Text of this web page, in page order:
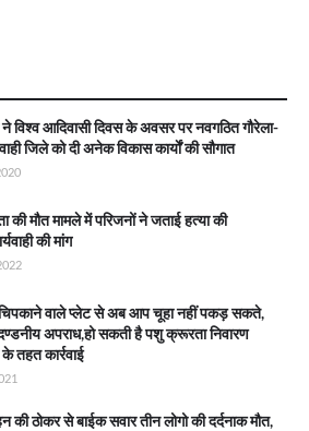
विश्व आदिवासी दिवस के अवसर पर नवगठित गौरेला-
जिले को दी अनेक विकास कार्याें की सौगात
की मौत मामले में परिजनों ने जताई हत्या की
की मांग
वाले प्लेट से अब आप चूहा नहीं पकड़ सकते,
दण्डनीय अपराध,हो सकती है पशु क्रूरता निवारण
तहत कार्रवाई
की ठोकर से बाईक सवार तीन लोगो की दर्दनाक मौत,